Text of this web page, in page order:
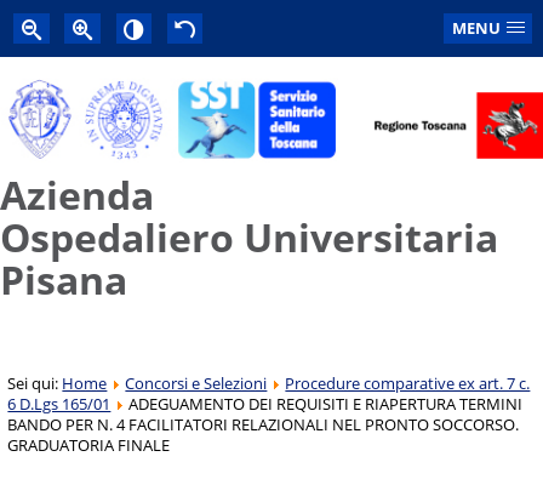
MENU
Azienda
Ospedaliero Universitaria
Pisana
Sei qui: Home Concorsi e Selezioni
Procedure comparative ex art. 7 c.
6 D.Lgs 165/01
ADEGUAMENTO DEI REQUISITI E RIAPERTURA TERMINI
BANDO PER N. 4 FACILITATORI RELAZIONALI NEL PRONTO SOCCORSO.
GRADUATORIA FINALE